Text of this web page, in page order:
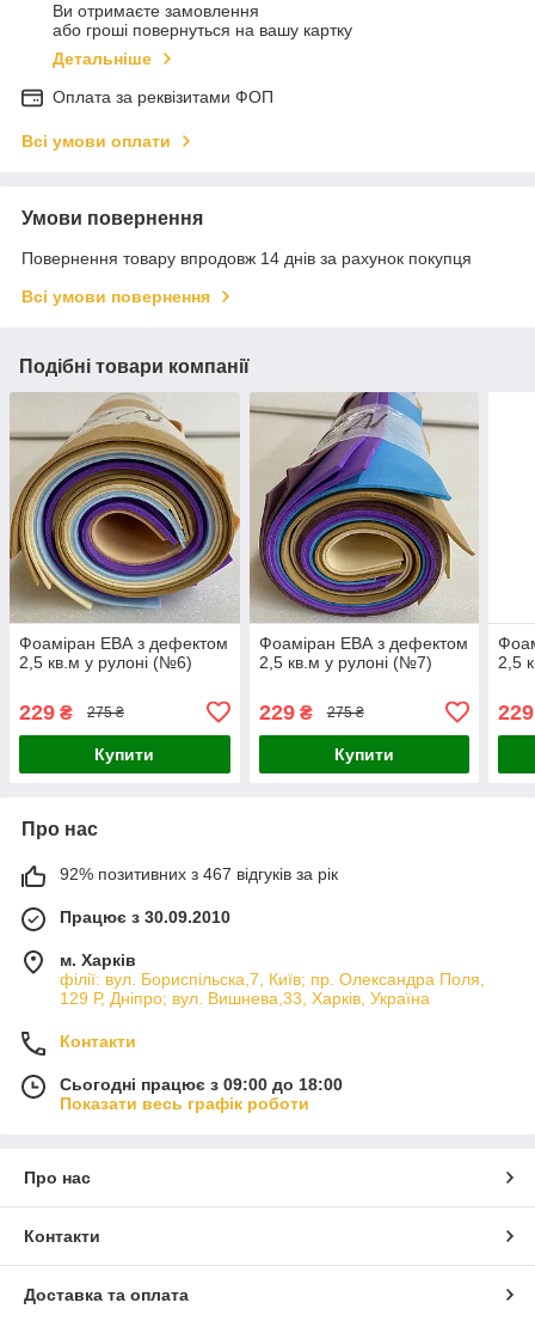
Ви отримаєте замовлення
або гроші повернуться на вашу картку
Детальніше
Оплата за реквізитами ФОП
Всі умови оплати
Умови повернення
Повернення товару впродовж 14 днів за рахунок покупця
Всі умови повернення
Подібні товари компанії
Фоаміран ЕВА з дефектом
2,5 кв.м у рулоні (№6)
229 ₴ 275 ₴
Купити
Фоаміран ЕВА з дефектом
2,5 кв.м у рулоні (№7)
229₴ 275 ₴
Купити
2,5
229
Про нас
92% позитивних з 467 відгуків за рік
Працює з 30.09.2010
м. Харків
філії: вул. Бориcпільска,7, Київ; пр. Олександра Поля,
129 Р, Дніпро; вул. Вишнева,33, Харків, Україна
Контакти
Сьогодні працює з 09:00 до 18:00
Показати весь графік роботи
Про нас
Контакти
Доставка та оплата